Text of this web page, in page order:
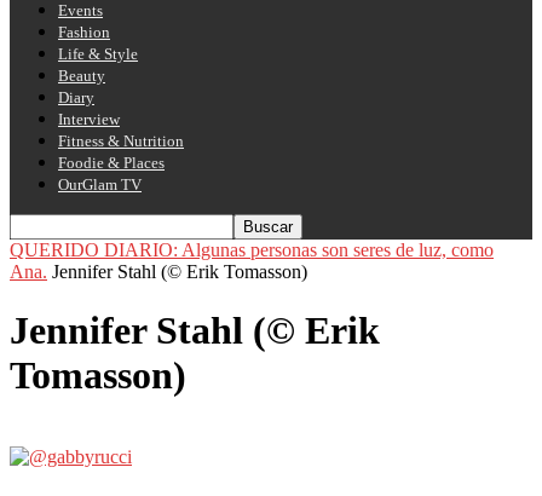
Events
Fashion
Life & Style
Beauty
Diary
Interview
Fitness & Nutrition
Foodie & Places
OurGlam TV
QUERIDO DIARIO: Algunas personas son seres de luz, como
Ana. Jennifer Stahl (© Erik Tomasson)
Jennifer Stahl (© Erik
Tomasson)